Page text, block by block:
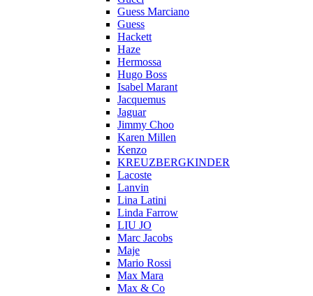
Guess Marciano
Guess
Hackett
Haze
Hermossa
Hugo Boss
Isabel Marant
Jacquemus
Jaguar
Jimmy Choo
Karen Millen
Kenzo
KREUZBERGKINDER
Lacoste
Lanvin
Lina Latini
Linda Farrow
LIU JO
Marc Jacobs
Maje
Mario Rossi
Max Mara
Max & Co